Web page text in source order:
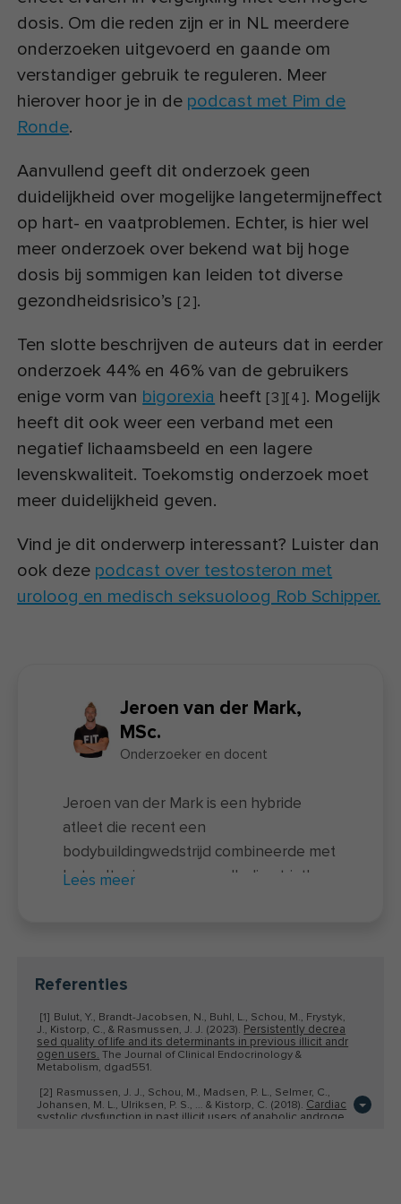
dosis. Om die reden zijn er in NL meerdere
onderzoeken uitgevoerd en gaande om
verstandiger gebruik te reguleren. Meer
hierover hoor je in de podcast met Pim de
Ronde.
Aanvullend geeft dit onderzoek geen
duidelijkheid over mogelijke langetermijneffect
op hart- en vaatproblemen. Echter, is hier wel
meer onderzoek over bekend wat bij hoge
dosis bij sommigen kan leiden tot diverse
gezondheidsrisico’s [2].
Ten slotte beschrijven de auteurs dat in eerder
onderzoek 44% en 46% van de gebruikers
enige vorm van bigorexia heeft [3][4]. Mogelijk
heeft dit ook weer een verband met een
negatief lichaamsbeeld en een lagere
levenskwaliteit. Toekomstig onderzoek moet
meer duidelijkheid geven.
Vind je dit onderwerp interessant? Luister dan
ook deze podcast over testosteron met
uroloog en medisch seksuoloog Rob Schipper.
Jeroen van der Mark,
MSc.
Onderzoeker en docent
Jeroen van der Mark is een hybride
atleet die recent een
bodybuildingwedstrijd combineerde met
het voltooien van een volledige triatlon
onderzoeker bij FIT.nl. Hij rondde zowel
een universitaire opleiding als een
coachingsopleiding af. In de afgelopen
jaren hielp Jeroen via
coachingen diverse boeken duizenden
mensen om het maximale uit hun
Lees meer
Referenties
[1] Bulut, Y., Brandt-Jacobsen, N., Buhl, L., Schou, M., Frystyk,
J., Kistorp, C., & Rasmussen, J. J. (2023). Persistently decrea
sed quality of life and its determinants in previous illicit andr
ogen users. The Journal of Clinical Endocrinology &
Metabolism, dgad551.
[2] Rasmussen, J. J., Schou, M., Madsen, P. L., Selmer, C.,
Johansen, M. L., Ulriksen, P. S., … & Kistorp, C. (2018). Cardiac
systolic dysfunction in past illicit users of anabolic androge